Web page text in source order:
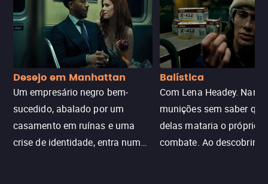
Desejo em Manhattan
Um empresário negro bem-
sucedido, abalado por um
casamento em ruínas e uma
crise de identidade, entra num
Balística
Com Lena Headey.
munições sem saber
delas mataria o próprio
combate. Ao descobrir a